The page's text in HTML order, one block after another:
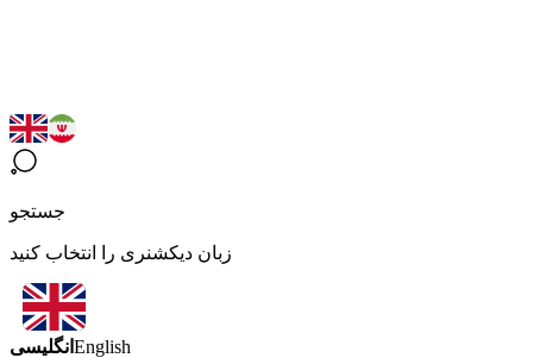
جستجو
زبان دیکشنری را انتخاب کنید
انگلیسی English